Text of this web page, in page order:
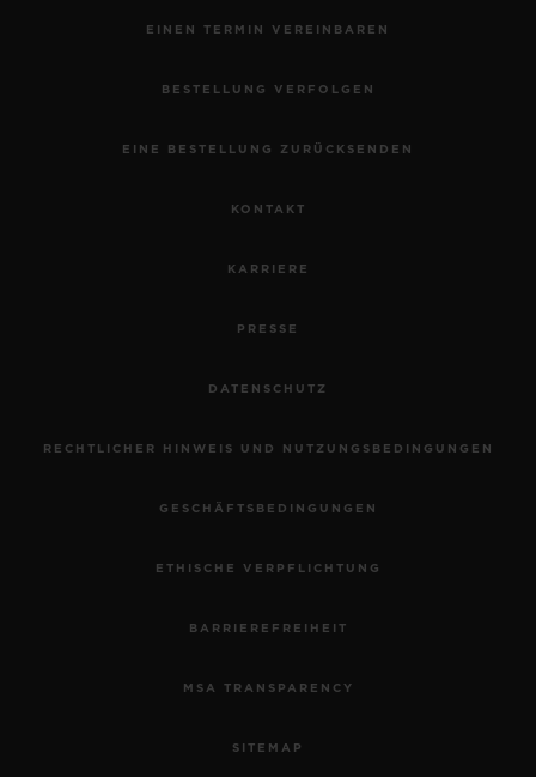
EINEN TERMIN VEREINBAREN
BESTELLUNG VERFOLGEN
EINE BESTELLUNG ZURÜCKSENDEN
KONTAKT
KARRIERE
PRESSE
DATENSCHUTZ
RECHTLICHER HINWEIS UND NUTZUNGSBEDINGUNGEN
GESCHÄFTSBEDINGUNGEN
ETHISCHE VERPFLICHTUNG
BARRIEREFREIHEIT
MSA TRANSPARENCY
SITEMAP